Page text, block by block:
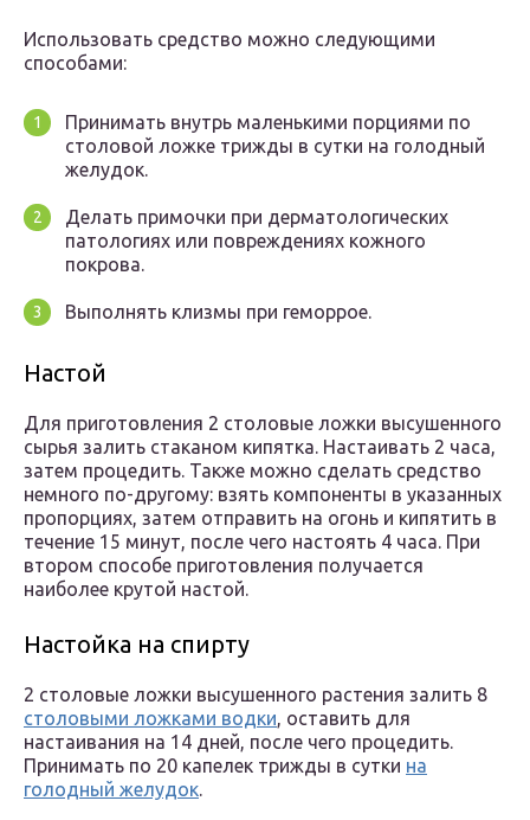
Использовать средство можно следующими
способами:
Принимать внутрь маленькими порциями по
столовой ложке трижды в сутки на голодный
желудок.
Делать примочки при дерматологических
патологиях или повреждениях кожного
покрова.
Выполнять клизмы при геморрое.
Настой
Для приготовления 2 столовые ложки высушенного
сырья залить стаканом кипятка. Настаивать 2 часа,
затем процедить. Также можно сделать средство
немного по-другому: взять компоненты в указанных
пропорциях, затем отправить на огонь и кипятить в
течение 15 минут, после чего настоять 4 часа. При
втором способе приготовления получается
наиболее крутой настой.
Настойка на спирту
2 столовые ложки высушенного растения залить 8
столовыми ложками водки, оставить для
настаивания на 14 дней, после чего процедить.
Принимать по 20 капелек трижды в сутки на
голодный желудок.